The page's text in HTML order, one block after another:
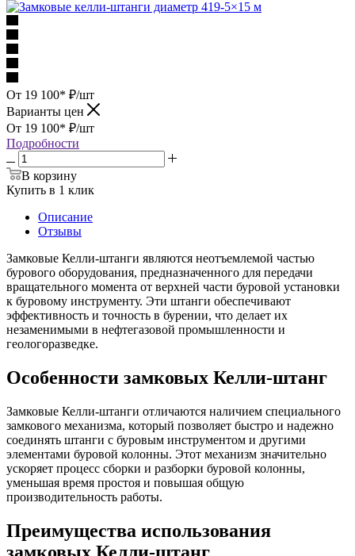
От 19 100* ₽/шт
Варианты цен
От 19 100* ₽/шт
Подробности
В корзину
Купить в 1 клик
Описание
Отзывы
Замковые Келли-штанги являются неотъемлемой частью
бурового оборудования, предназначенного для передачи
вращательного момента от верхней части буровой установки
к буровому инструменту. Эти штанги обеспечивают
эффективность и точность в бурении, что делает их
незаменимыми в нефтегазовой промышленности и
геологоразведке.
Особенности замковых Келли-штанг
Замковые Келли-штанги отличаются наличием специального
замкового механизма, который позволяет быстро и надежно
соединять штанги с буровым инструментом и другими
элементами буровой колонны. Этот механизм значительно
ускоряет процесс сборки и разборки буровой колонны,
уменьшая время простоя и повышая общую
производительность работы.
Преимущества использования
замковых Келли-штанг